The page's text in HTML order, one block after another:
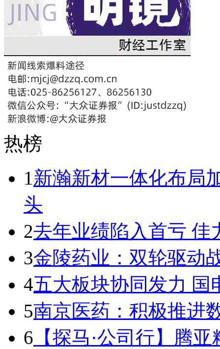
热榜
1新瀚新材一体化布局
头
2去年业绩陷入首亏 佳
3金陵药业：双轮驱动
4五大板块协同发力 国
5南京医药：积极推进
6 【探马·公司行】腾